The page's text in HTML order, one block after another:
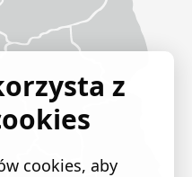
z
cookies, aby